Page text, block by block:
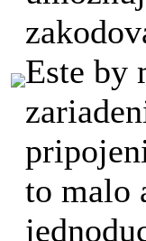
Este by
to malo